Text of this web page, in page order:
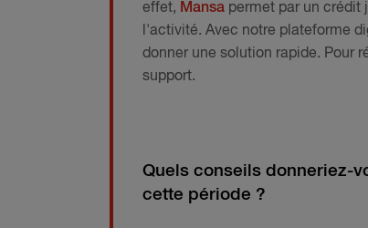
effet, Mansa permet par un crédit
l'activité. Avec notre plateforme
donner une solution rapide. Pour
support.
Quels conseils donneriez-
cette période ?